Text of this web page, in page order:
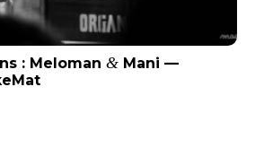
: Meloman & Mani —